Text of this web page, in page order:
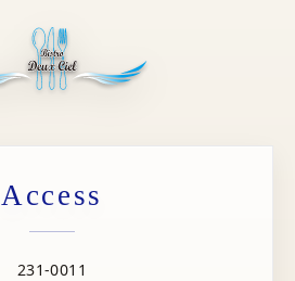
Access
231-0011